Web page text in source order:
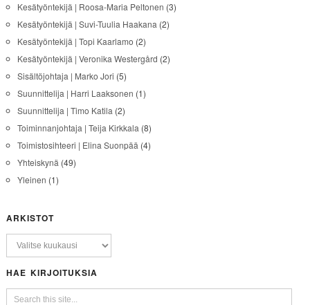
Kesätyöntekijä | Roosa-Maria Peltonen (3)
Kesätyöntekijä | Suvi-Tuulia Haakana (2)
Kesätyöntekijä | Topi Kaarlamo (2)
Kesätyöntekijä | Veronika Westergård (2)
Sisältöjohtaja | Marko Jori (5)
Suunnittelija | Harri Laaksonen (1)
Suunnittelija | Timo Katila (2)
Toiminnanjohtaja | Teija Kirkkala (8)
Toimistosihteeri | Elina Suonpää (4)
Yhteiskynä (49)
Yleinen (1)
ARKISTOT
HAE KIRJOITUKSIA